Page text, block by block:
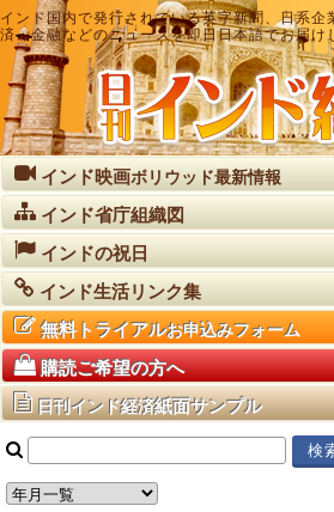
インド国内で発行されている英字新聞、日系企
済・金融などのニュースを即日日本語でお届け
インド映画ボリウッド最新情報
インド省庁組織図
インドの祝日
インド生活リンク集
無料トライアルお申込みフォーム
購読ご希望の方へ
日刊インド経済紙面サンプル